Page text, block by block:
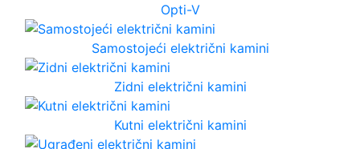
Opti-V
Samostojeći električni kamini
Zidni električni kamini
Kutni električni kamini